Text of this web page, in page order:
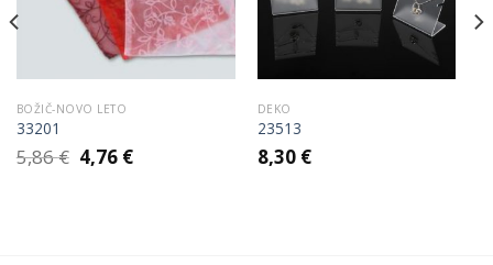
BOŽIČ-NOVO LETO
33201
5,86€ Izvirna
cena
4,76 €Trenutna
DEKO
23513
8,30 €